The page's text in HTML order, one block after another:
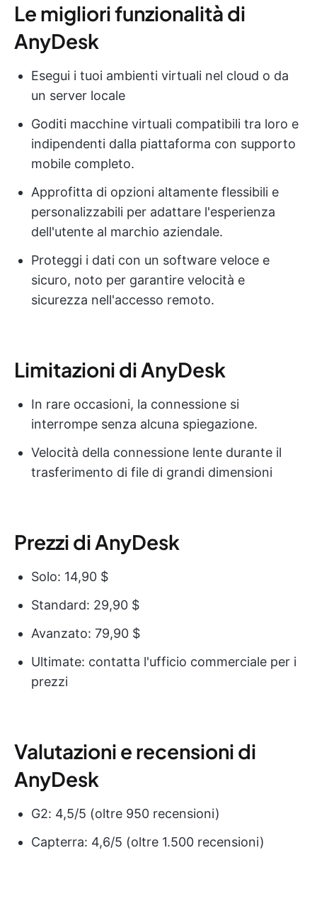
Le migliori funzionalità di
AnyDesk
Esegui i tuoi ambienti virtuali nel cloud o da
un server locale
Goditi macchine virtuali compatibili tra loro e
indipendenti dalla piattaforma con supporto
mobile completo.
Approfitta di opzioni altamente flessibili e
personalizzabili per adattare l'esperienza
dell'utente al marchio aziendale.
Proteggi i dati con un software veloce e
sicuro, noto per garantire velocità e
sicurezza nell'accesso remoto.
Limitazioni di AnyDesk
In rare occasioni, la connessione si
interrompe senza alcuna spiegazione.
Velocità della connessione lente durante il
trasferimento di file di grandi dimensioni
Prezzi di AnyDesk
Solo: 14,90 $
Standard: 29,90 $
Avanzato: 79,90 $
Ultimate: contatta l'ufficio commerciale per i
prezzi
Valutazioni e recensioni di
AnyDesk
G2: 4,5/5 (oltre 950 recensioni)
Capterra: 4,6/5 (oltre 1.500 recensioni)